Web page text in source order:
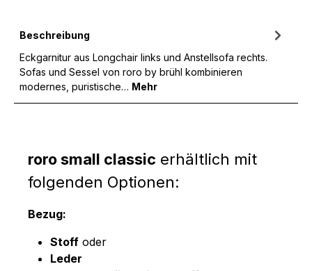
Beschreibung
Eckgarnitur aus Longchair links und Anstellsofa rechts.
Sofas und Sessel von roro by brühl kombinieren
modernes, puristische… Mehr
roro small classic erhältlich mit
folgenden Optionen:
Bezug:
Stoff oder
Leder